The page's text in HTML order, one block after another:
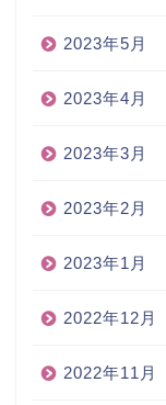
2023年5月
2023年4月
2023年3月
2023年2月
2023年1月
2022年12月
2022年11月